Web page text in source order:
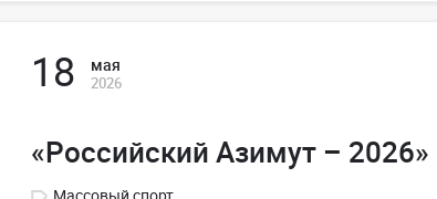
18 мая
2026
«Российский Азимут – 2026»
Массовый спорт